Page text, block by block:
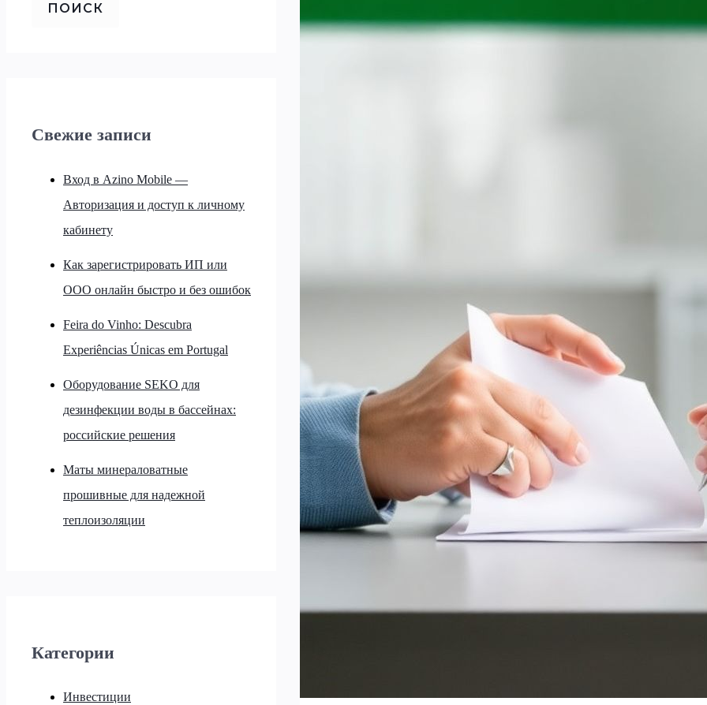
ПОИСК
Свежие записи
Вход в Azino Mobile —
Авторизация и доступ к личному
кабинету
Как зарегистрировать ИП или
ООО онлайн быстро и без ошибок
Feira do Vinho: Descubra
Experiências Únicas em Portugal
Оборудование SEKO для
дезинфекции воды в бассейнах:
российские решения
Маты минераловатные
прошивные для надежной
теплоизоляции
Категории
Инвестиции